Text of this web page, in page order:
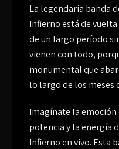
La legendaria banda
Infierno está de
de un largo período
vienen con todo,
monumental que
lo largo de los meses
Imagínate la
potencia y la energía
Infierno en vivo. Esta